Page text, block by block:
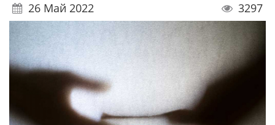
26 Май 2022 3297